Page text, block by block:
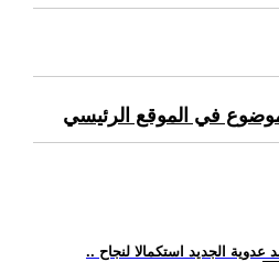
في الموقع الرئيسي
الجديد استكمالا لنجاح